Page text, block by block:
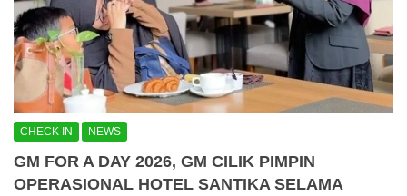
CHECK IN NEWS
GM FOR A DAY 2026, GM CILIK PIMPIN
OPERASIONAL HOTEL SANTIKA SELAMA